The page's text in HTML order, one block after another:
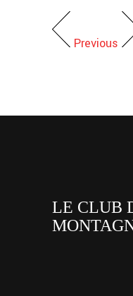
Previous
LE CLUB